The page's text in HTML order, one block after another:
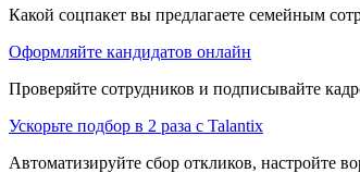
Какой соцпакет вы предлагаете семейным
Оформляйте кандидатов онлайн
Проверяйте сотрудников и подписывайте
Ускорьте подбор в 2 раза с Talantix
Автоматизируйте сбор откликов, настройте